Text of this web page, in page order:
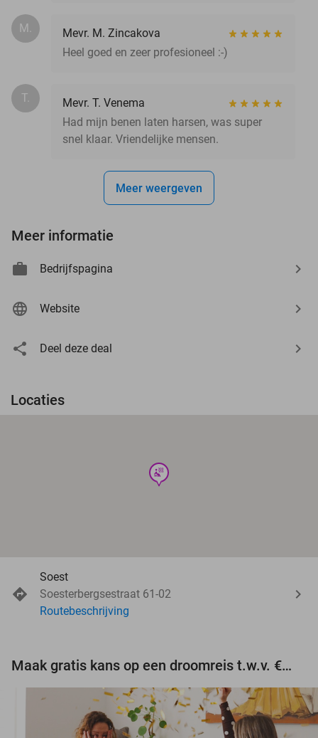
M.
Mevr. M. Zincakova
Heel goed en zeer profesioneel :-)
T.
Mevr. T. Venema
Had mijn benen laten harsen, was super
snel klaar. Vriendelijke mensen.
Meer weergeven
Meer informatie
Bedrijfspagina
Website
Deel deze deal
Locaties
wellness
Soest
Soesterbergsestraat 61-02
Routebeschrijving
Maak gratis kans op een droomreis t.w.v. €3.000!